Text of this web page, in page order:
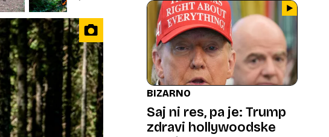
BIZARNO
Saj ni res, pa je: Trump
zdravi hollywoodske